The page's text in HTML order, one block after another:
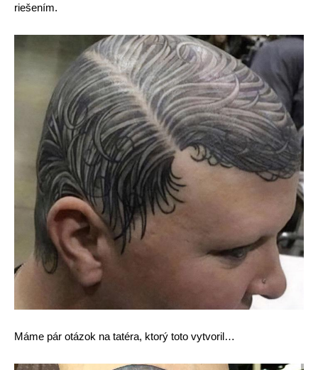
riešením.
Máme pár otázok na tatéra, ktorý toto vytvoril…